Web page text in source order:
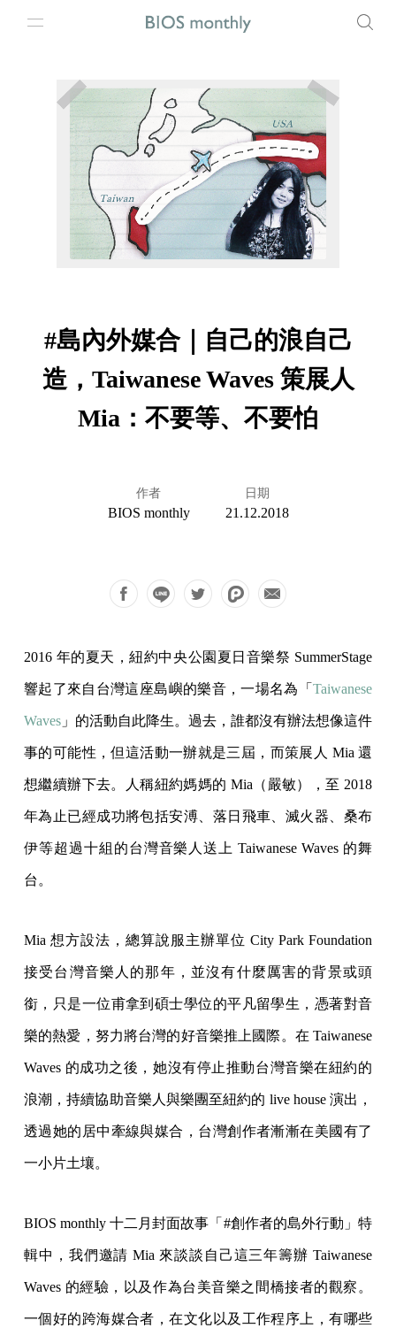
#島內外媒合｜自己的浪自己
造，Taiwanese Waves 策展人
Mia：不要等、不要怕
作者
BIOS monthly
日期
21.12.2018
2016 年的夏天，紐約中央公園夏日音樂祭 SummerStage
響起了來自台灣這座島嶼的樂音，一場名為「 Taiwanese
Waves 」的活動自此降生。過去，誰都沒有辦法想像這件
事的可能性，但這活動一辦就是三屆，而策展人 Mia 還
想繼續辦下去。人稱紐約媽媽的 Mia（嚴敏），至 2018
年為止已經成功將包括安溥、落日飛車、滅火器、桑布
伊等超過十組的台灣音樂人送上 Taiwanese Waves 的舞
台。
Mia 想方設法，總算說服主辦單位 City Park Foundation
接受台灣音樂人的那年，並沒有什麼厲害的背景或頭
銜，只是一位甫拿到碩士學位的平凡留學生，憑著對音
樂的熱愛，努力將台灣的好音樂推上國際。在 Taiwanese
Waves 的成功之後，她沒有停止推動台灣音樂在紐約的
浪潮，持續協助音樂人與樂團至紐約的 live house 演出，
透過她的居中牽線與媒合，台灣創作者漸漸在美國有了
一小片土壤。
BIOS monthly 十二月封面故事「#創作者的島外行動」特
輯中，我們邀請 Mia 來談談自己這三年籌辦 Taiwanese
Waves 的經驗，以及作為台美音樂之間橋接者的觀察。
一個好的跨海媒合者，在文化以及工作程序上，有哪些